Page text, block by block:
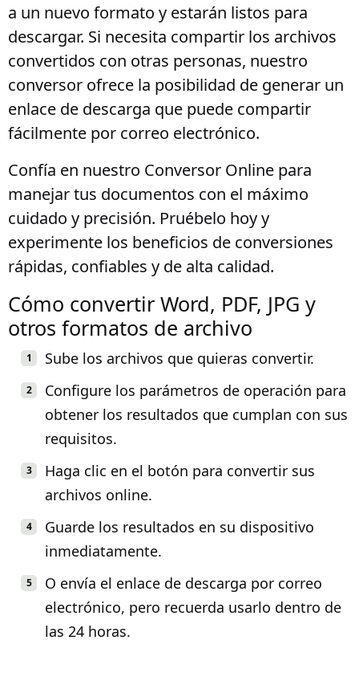
a un nuevo formato y estarán listos para
descargar. Si necesita compartir los archivos
convertidos con otras personas, nuestro
conversor ofrece la posibilidad de generar un
enlace de descarga que puede compartir
fácilmente por correo electrónico.
Confía en nuestro Conversor Online para
manejar tus documentos con el máximo
cuidado y precisión. Pruébelo hoy y
experimente los beneficios de conversiones
rápidas, confiables y de alta calidad.
Cómo convertir Word, PDF, JPG y
otros formatos de archivo
Sube los archivos que quieras convertir.
Configure los parámetros de operación para
obtener los resultados que cumplan con sus
requisitos.
Haga clic en el botón para convertir sus
archivos online.
Guarde los resultados en su dispositivo
inmediatamente.
O envía el enlace de descarga por correo
electrónico, pero recuerda usarlo dentro de
las 24 horas.